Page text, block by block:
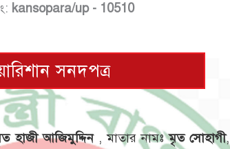
kansopara/up - 10510
সনদপত্র
হাজী আজিমুদ্দিন, মাতার নামঃমৃত সোহাগী